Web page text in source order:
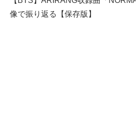
像で振り返る【保存版】